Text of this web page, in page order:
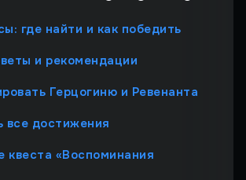
где найти и как победить
и рекомендации
Герцогиню и Ревенанта
все достижения
квеста «Воспоминания